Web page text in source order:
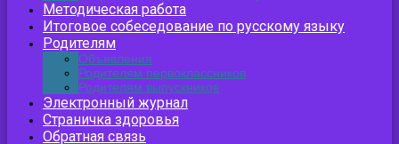
Методическая работа
Итоговое собеседование по русскому языку
Родителям
Объявления
Родителям первоклассников
Родителям выпускников
Электронный журнал
Страничка здоровья
Обратная связь